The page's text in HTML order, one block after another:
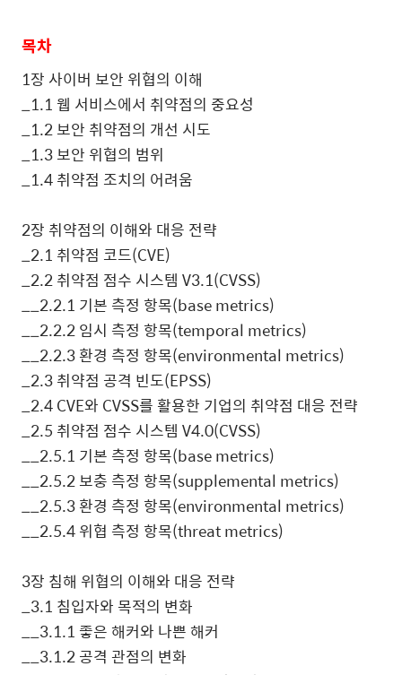
목차
1장 사이버 보안 위협의 이해
_1.1웹 서비스에서 취약점의 중요성
_1.2보안 취약점의 개선 시도
_1.3보안 위협의 범위
_1.4취약점 조치의 어려움
2장 취약점의 이해와 대응 전략
_2.1 취약점 코드(CVE)
_2.2취약점 점수 시스템 V3.1(CVSS)
__2.2.1 기본 측정 항목(base metrics)
__2.2.2임시 측정 항목(temporal metrics)
__2.2.3환경 측정 항목(environmental metrics)
_2.3취약점 공격 빈도(EPSS)
_2.4 CVE와 CVSS를 활용한 기업의 취약점 대응 전략
_2.5 취약점 점수 시스템 V4.0(CVSS)
__2.5.1 기본 측정 항목(base metrics)
__2.5.2보충 측정 항목(supplemental metrics)
__2.5.3환경 측정 항목(environmental metrics)
__2.5.4위협 측정 항목(threat metrics)
3장 침해 위협의 이해와 대응 전략
_3.1 침입자와 목적의 변화
__3.1.1 좋은 해커와 나쁜 해커
__3.1.2공격 관점의 변화